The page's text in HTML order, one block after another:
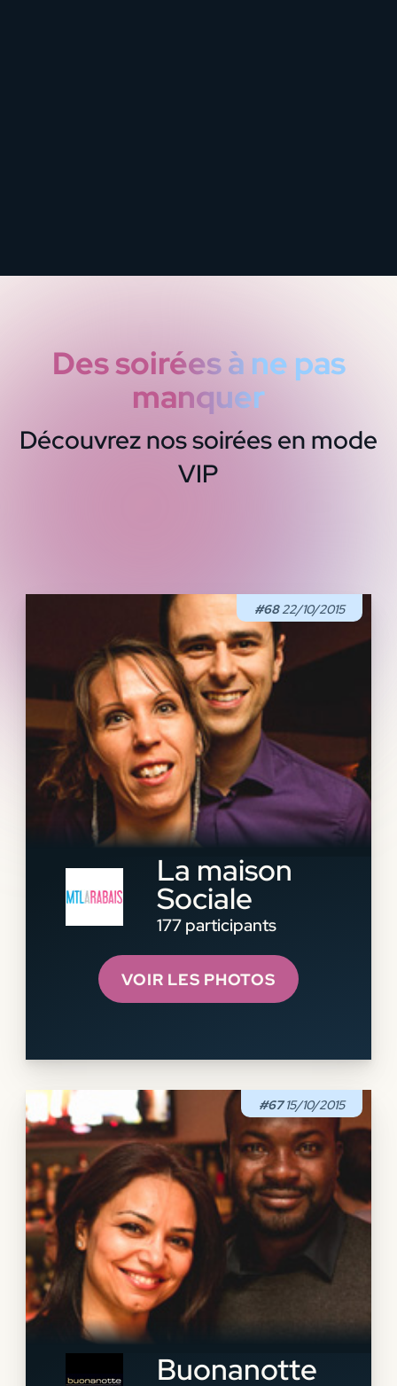
Des soirées à ne pas
manquer
Découvrez nos soirées en mode
VIP
#6822/10/2015
La maison
Sociale
177 participants
VOIR LES PHOTOS
#6715/10/2015
Buonanotte